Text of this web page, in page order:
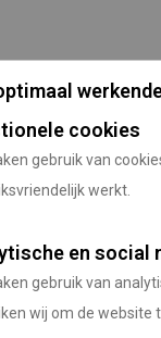
cookies
gebruik van
werkt.
en social
gebruik van
wij om de website